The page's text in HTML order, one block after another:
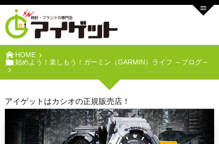
HOME
始めよう！楽しもう！ガーミン（GARMIN）ライフ ～ブログ～
アイゲットはカシオの正規販売店！